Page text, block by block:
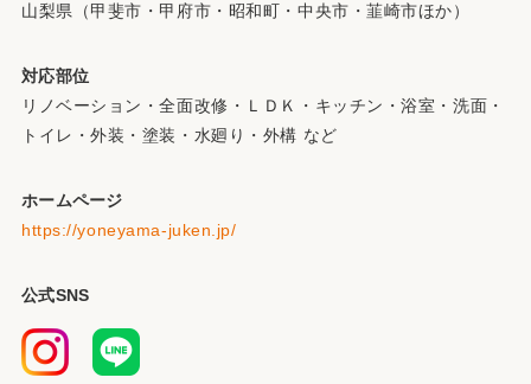
山梨県（甲斐市・甲府市・昭和町・中央市・韮崎市ほか）
対応部位
リノベーション・全面改修・ＬＤＫ・キッチン・浴室・洗面・
トイレ・外装・塗装・水廻り・外構 など
ホームページ
https://yoneyama-juken.jp/
公式SNS